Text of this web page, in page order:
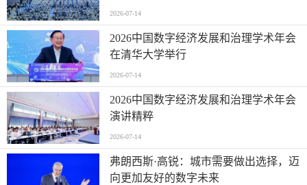
2026-07-14
2026中国数字经济发展和治理学术年会
在清华大学举行
2026-07-14
2026中国数字经济发展和治理学术年会
演讲精粹
2026-07-14
弗朗西斯·高锐：城市需要做出选择，迈
向更加友好的数字未来